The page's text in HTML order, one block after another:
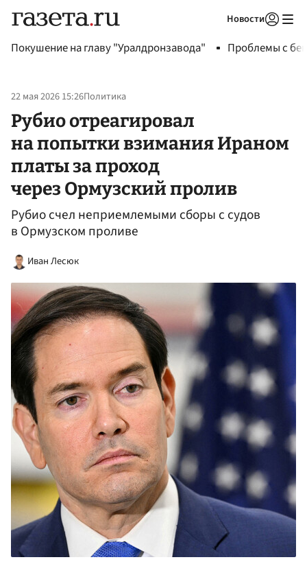
Новости
Покушение на главу "Уралдронзавода" Проблемы с
22 мая 2026 15:26Политика
Рубио отреагировал
на попытки взимания Ираном
платы за проход
через Ормузский пролив
Рубио счел неприемлемыми сборы с судов
в Ормузском проливе
Иван Лесюк